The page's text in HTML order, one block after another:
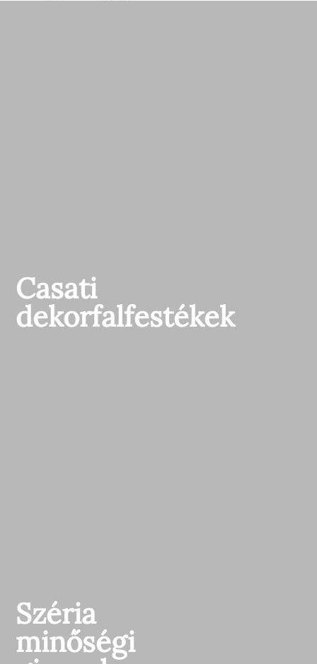
Casati
dekorfalfestékek
Széria
minőségi